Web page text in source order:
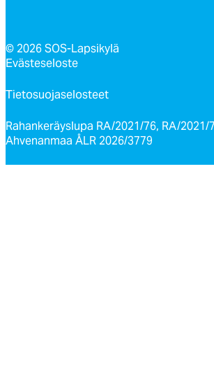
© 2026 SOS-Lapsikylä
Evästeseloste
Tietosuojaselosteet
Rahankeräyslupa RA/2021/76, RA/2021/
Ahvenanmaa ÅLR 2026/3779